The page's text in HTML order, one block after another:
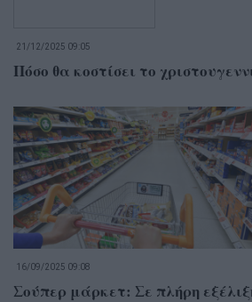
21/12/2025 09:05
Πόσο θα κοστίσει το
16/09/2025 09:08
Σούπερ μάρκετ: Σε πλήρη